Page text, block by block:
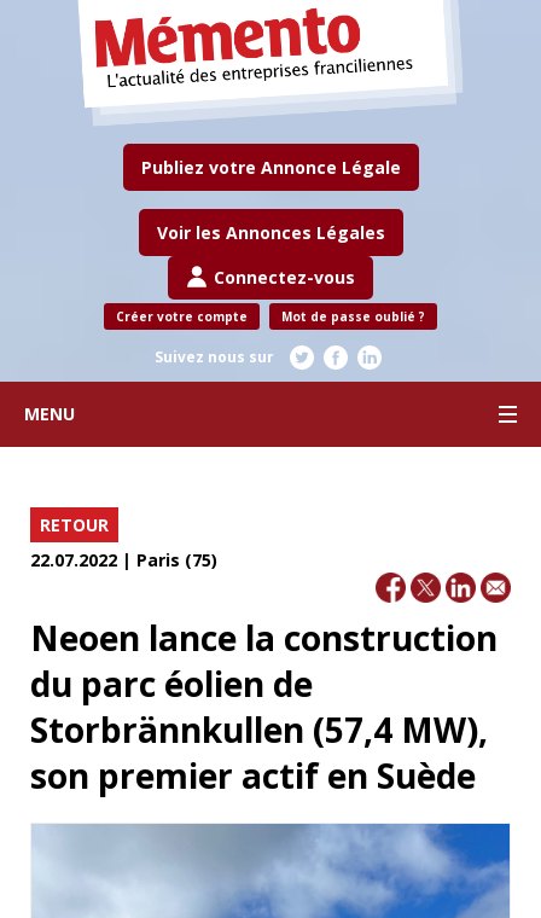
Publiez votre Annonce Légale
Voir les Annonces Légales
Connectez-vous
Créer votre compte Mot de passe oublié ?
Suivez nous sur
MENU
RETOUR
22.07.2022 | Paris (75)
Neoen lance la construction
du parc éolien de
Storbrännkullen (57,4 MW),
son premier actif en Suède